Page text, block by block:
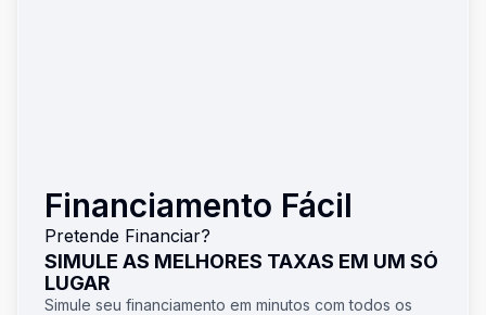
Financiamento Fácil
Pretende Financiar?
SIMULE AS MELHORES TAXAS EM UM SÓ
LUGAR
Simule seu financiamento em minutos com todos os